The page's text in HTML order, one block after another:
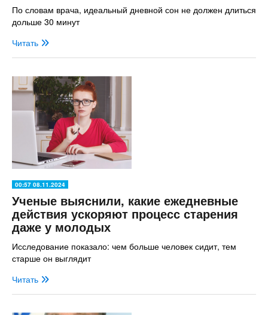
По словам врача, идеальный дневной сон не должен длиться
дольше 30 минут
Читать
00:57 08.11.2024
Ученые выяснили, какие ежедневные
действия ускоряют процесс старения
даже у молодых
Исследование показало: чем больше человек сидит, тем
старше он выглядит
Читать